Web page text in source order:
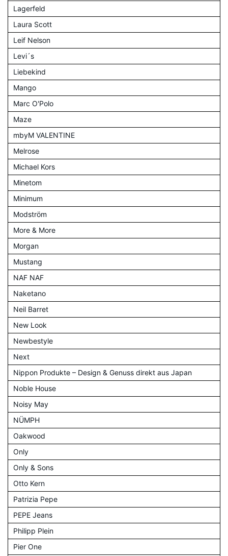
Lagerfeld
Laura Scott
Leif Nelson
Levi´s
Liebekind
Mango
Marc O'Polo
Maze
mbyM VALENTINE
Melrose
Michael Kors
Minetom
Minimum
Modström
More & More
Morgan
Mustang
NAF NAF
Naketano
Neil Barret
New Look
Newbestyle
Next
Nippon Produkte – Design & Genuss direkt aus Japan
Noble House
Noisy May
NÜMPH
Oakwood
Only
Only & Sons
Otto Kern
Patrizia Pepe
PEPE Jeans
Philipp Plein
Pier One